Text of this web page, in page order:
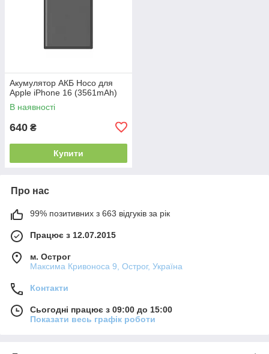
Акумулятор АКБ Hoco для
Apple iPhone 16 (3561mAh)
В наявності
640 ₴
Купити
Про нас
99% позитивних з 663 відгуків за рік
Працює з 12.07.2015
м. Острог
Максима Кривоноса 9, Острог, Україна
Контакти
Сьогодні працює з 09:00 до 15:00
Показати весь графік роботи